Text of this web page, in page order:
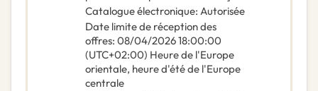
Catalogue électronique: Autorisée
Date limite de réception des
offres: 08/04/202618:00:00
(UTC+02:00) Heure de l'Europe
orientale, heure d'été de l'Europe
centrale